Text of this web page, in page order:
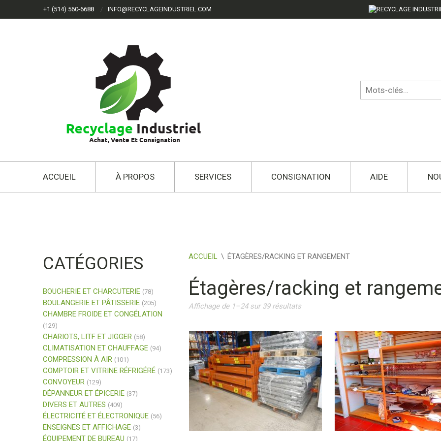
+1 (514) 560-6688 INFO@RECYCLAGEINDUSTRIEL.COM
ACCUEIL À PROPOS SERVICES CONSIGNATION AIDE
ACCUEIL \ ÉTAGÈRES/RACKING ET RANGEMENT
Étagères/racking et
Affichage de 1–24 sur 39 résultats
CATÉGORIES
BOUCHERIE ET CHARCUTERIE (78)
BOULANGERIE ET PÂTISSERIE (205)
CHAMBRE FROIDE ET CONGÉLATION
(129)
CHARIOTS, LITF ET JIGGER (58)
CLIMATISATION ET CHAUFFAGE (94)
COMPRESSION À AIR (101)
COMPTOIR ET VITRINE RÉFRIGÉRÉ (173)
CONVOYEUR (129)
DÉPANNEUR ET ÉPICERIE (37)
DIVERS ET AUTRES (409)
ÉLECTRICITÉ ET ÉLECTRONIQUE (56)
ENSEIGNES ET AFFICHAGE (3)
ÉQUIPEMENT DE BUREAU (17)